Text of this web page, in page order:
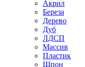
Акрил
Береза
Дерево
Дуб
ЛДСП
Массив
Пластик
Шпон